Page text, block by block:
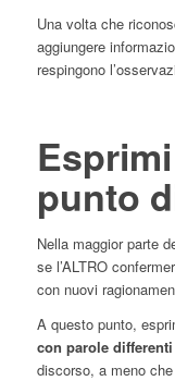
Una volta che
aggiungere
respingono
punto
Nella maggior parte
se l’ALTRO
con nuovi
A questo punto,
con parole differenti
discorso, a meno